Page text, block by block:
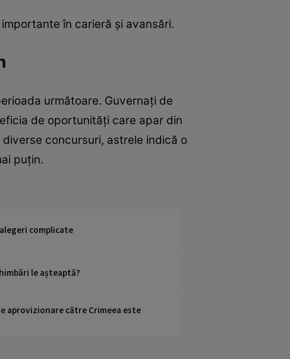
în carieră și avansări.
următoare. Guvernați de
de oportunități care apar din
concursuri, astrele indică o
puțin.
complicate
le așteaptă?
aprovizionare către Crimeea este